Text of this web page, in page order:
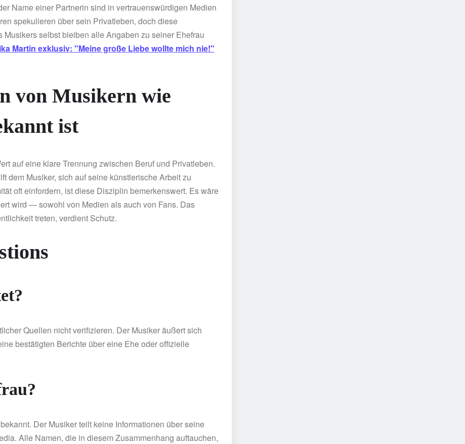
Name einer Partnerin sind in vertrauenswürdigen Medien
spekulieren über sein Privatleben, doch diese
selbst bleiben alle Angaben zu seiner Ehefrau
Martin exklusiv: "Meine große Liebe wollte mich nie!"
von Musikern wie
ist
auf eine klare Trennung zwischen Beruf und Privatleben.
dem Musiker, sich auf seine künstlerische Arbeit zu
oft einfordern, ist diese Disziplin bemerkenswert. Es wäre
wird — sowohl von Medien als auch von Fans. Das
treten, verdient Schutz.
Quellen nicht verifizieren. Der Musiker äußert sich
bestätigten Berichte über eine Ehe oder offizielle
Der Musiker teilt keine Informationen über seine
Alle Namen, die in diesem Zusammenhang auftauchen,